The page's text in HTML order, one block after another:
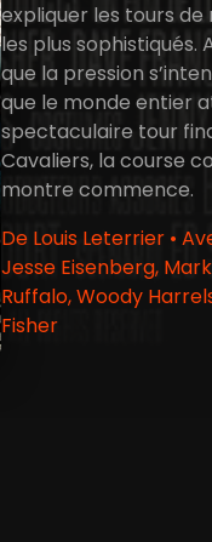
expliquer les tours de
les plus sophistiqués.
que la pression
que le monde entier
spectaculaire tour
Cavaliers, la course
montre commence.
De Louis Leterrier •
Jesse Eisenberg, Mark
Ruffalo, Woody
Fisher